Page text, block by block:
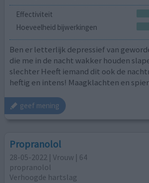
Effectiviteit
Hoeveelheid bijwerkingen
Ben er letterlijk depressief van
die me in de nacht wakker houden
slechter Heeft iemand dit ook de
heftig en intens! Maagklachten en
geef mening
Propranolol
28-05-2022 | Vrouw | 64
propranolol
Verhoogde hartslag